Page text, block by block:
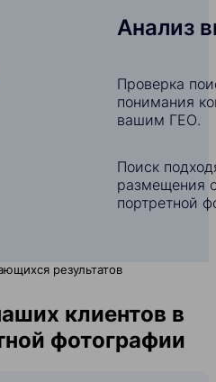
Анализ
Проверка
понимания
вашим ГЕО.
Поиск
размещения
портретной
результатов
клиентов в
фотографии